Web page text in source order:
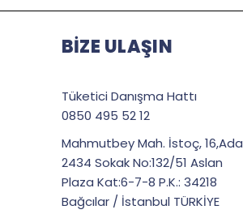
BİZE ULAŞIN
Tüketici Danışma Hattı
0850 495 52 12
Mahmutbey Mah. İstoç, 16,Ada
2434 Sokak No:132/51 Aslan
Plaza Kat:6-7-8 P.K.: 34218
Bağcılar / İstanbul TÜRKİYE